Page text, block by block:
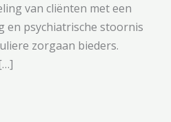
van cliënten met een
en psychiatrische stoornis
zorgaan bieders.